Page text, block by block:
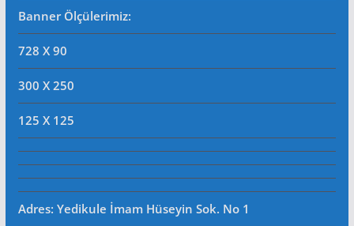
Banner Ölçülerimiz:
728 X 90
300 X 250
125 X 125
Adres: Yedikule İmam Hüseyin Sok. No 1